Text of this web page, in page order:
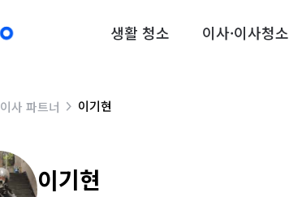
생활 청소 이사·이사청소
이사 파트너 이기현
이기현